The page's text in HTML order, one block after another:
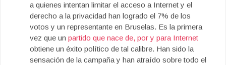
a quienes intentan limitar el acceso a Internet y el
derecho a la privacidad han logrado el 7% de los
votos y un representante en Bruselas. Es la primera
vez que un partido que nace de, por y para Internet
obtiene un éxito político de tal calibre. Han sido la
sensación de la campaña y han atraído sobre todo el